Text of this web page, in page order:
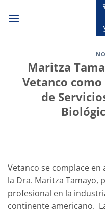
Maritza
Vetanco
de
Vetanco se complace
la Dra. Maritza Tamayo,
profesional en la
continente americano.